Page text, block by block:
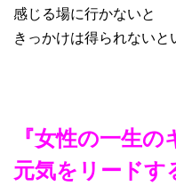
感じる場に行かないと
きっかけは得られないと
『女性の一生の
元気をリードす